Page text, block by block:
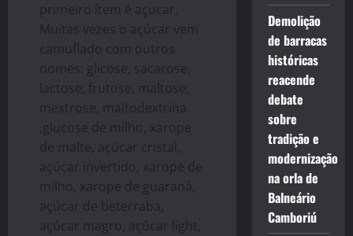
primeiro ítem é açucar.
Muitas vezes o açúcar vem
camuflado com outros
nomes: glicose, sacarose,
lactose, frutose, maltose,
mextrose, maltodextrina
,glucose de milho, xarope
de malte, açúcar cristal,
açúcar invertido, xarope de
milho, xarope de guaraná,
açúcar de beterraba,
açúcar magro, açúcar light,
Demolição
de barracas
históricas
reacende
debate
sobre
tradição e
modernização
na orla de
Balneário
Camboriú